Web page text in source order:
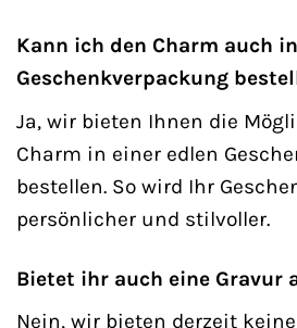
Kann ich den Charm auch
Geschenkverpackung
Ja, wir bieten Ihnen die
Charm in einer edlen
bestellen. So wird Ihr
persönlicher und stilvoller.
Bietet ihr auch eine Gravur
Nein, wir bieten derzeit